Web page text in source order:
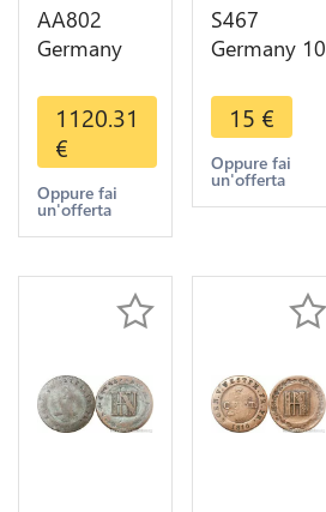
AA802
Germany
Deutsche
Marks 1888
Diverses
Years Or
Gold AU
1120.31
€
Oppure fai
un'offerta
S467
Germany 10
Olympiades
Munich
1972 D
Silver UNC -
15 €
Oppure fai
un'offerta